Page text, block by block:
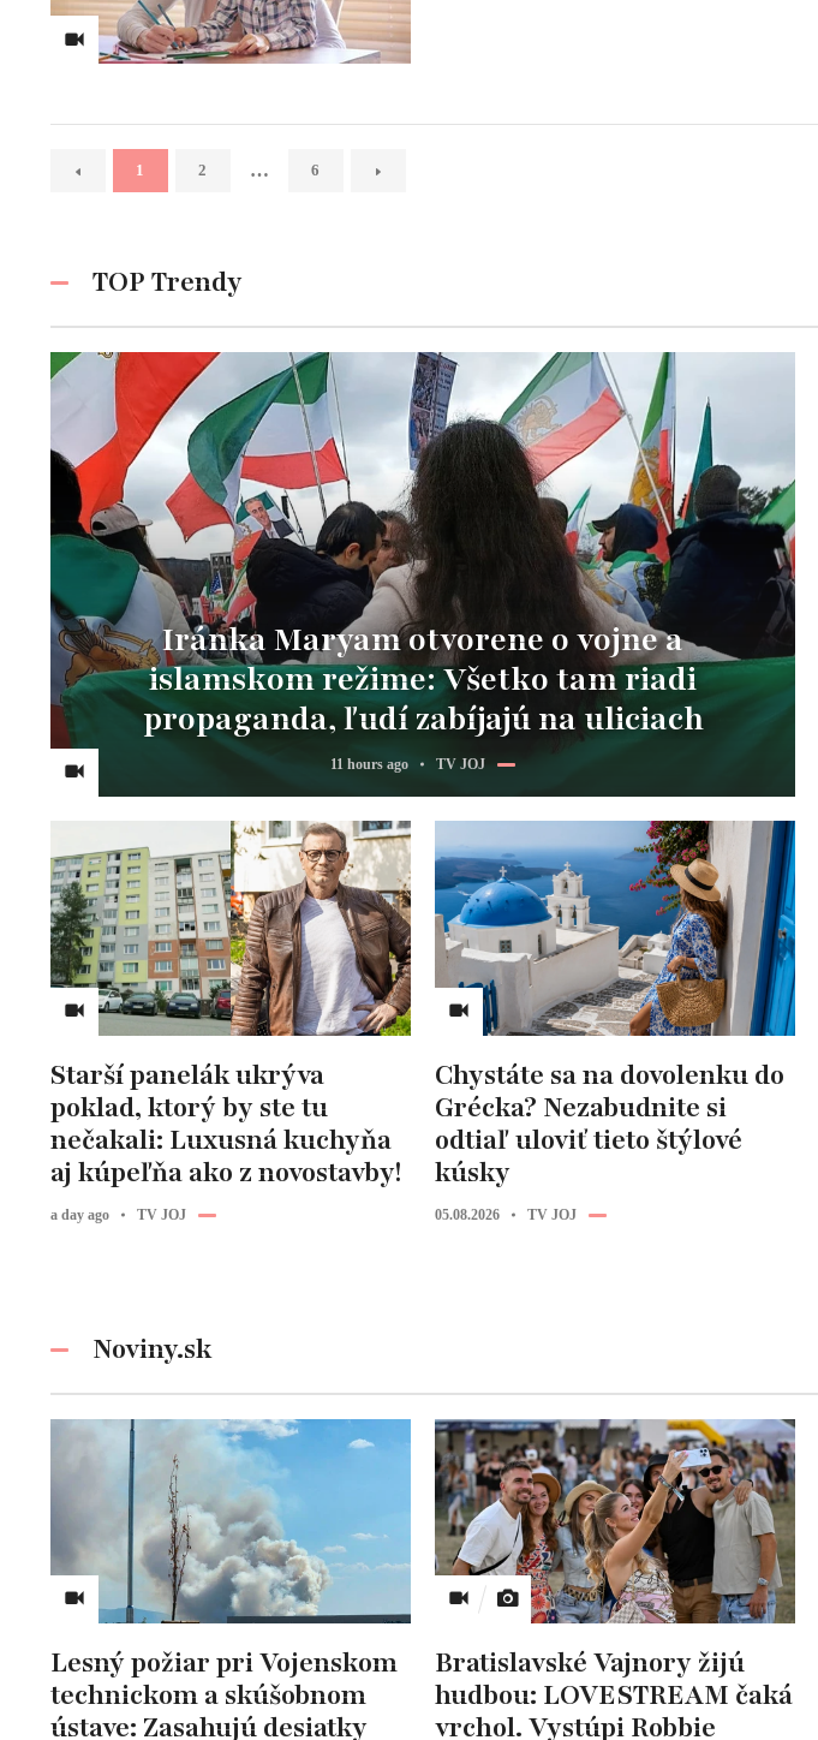
1 2 … 6
TOP Trendy
Iránka Maryam otvorene o vojne a
islamskom režime: Všetko tam riadi
propaganda, ľudí zabíjajú na uliciach
11 hours ago TV JOJ
Starší panelák ukrýva
poklad, ktorý by ste tu
nečakali: Luxusná kuchyňa
aj kúpeľňa ako z novostavby!
a day ago TV JOJ
Chystáte sa na dovolenku do
Grécka? Nezabudnite si
odtiaľ uloviť tieto štýlové
kúsky
05.08.2026 TV JOJ
Noviny.sk
Lesný požiar pri Vojenskom
technickom a skúšobnom
ústave: Zasahujú desiatky
Bratislavské Vajnory žijú
hudbou: LOVESTREAM čaká
vrchol. Vystúpi Robbie